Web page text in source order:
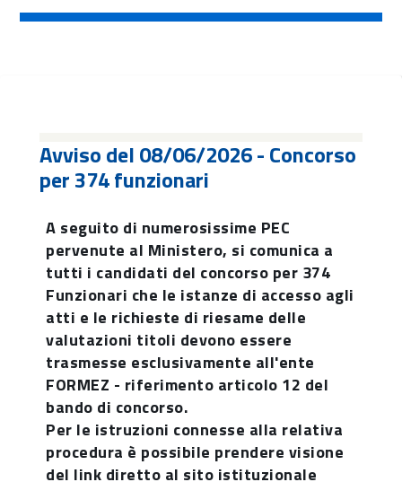
Avviso del 08/06/2026 - Concorso
per 374 funzionari
A seguito di numerosissime PEC
pervenute al Ministero, si comunica a
tutti i candidati del concorso per 374
Funzionari che le istanze di accesso agli
atti e le richieste di riesame delle
valutazioni titoli devono essere
trasmesse esclusivamente all'ente
FORMEZ - riferimento articolo 12 del
bando di concorso.
Per le istruzioni connesse alla relativa
procedura è possibile prendere visione
del link diretto al sito istituzionale